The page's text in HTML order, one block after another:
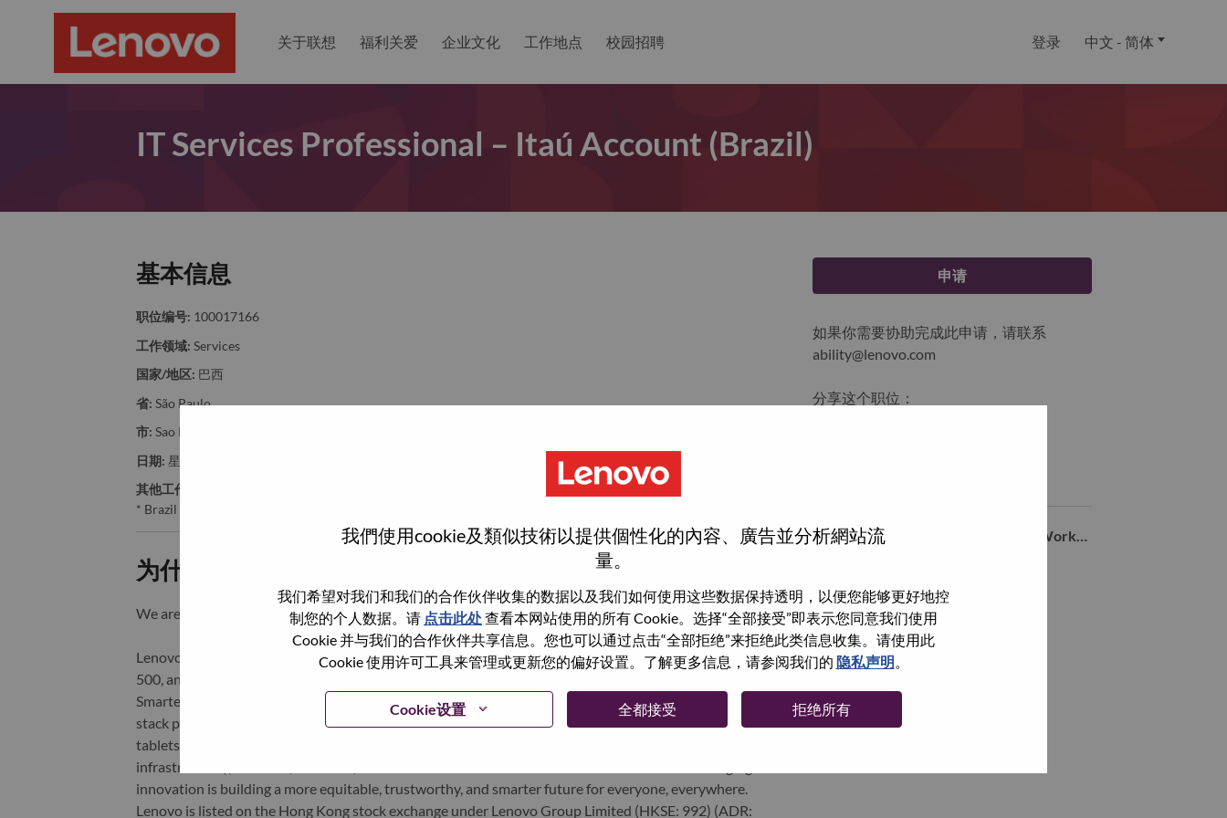
我們使用cookie及類似技術以提供個性化的內容、廣告並分析網站流
量。
我们希望对我们和我们的合作伙伴收集的数据以及我们如何使用这些数据保持透明，以便您能够更好地控
制您的个人数据。请 点击此处查看本网站使用的所有 Cookie。选择“全部接受”即表示您同意我们使用
Cookie 并与我们的合作伙伴共享信息。您也可以通过点击“全部拒绝”来拒绝此类信息收集。请使用此
Cookie 使用许可工具来管理或更新您的偏好设置。了解更多信息，请参阅我们的 隐私声明
Cookie设置 全都接受 拒绝所有
关于联想 福利关爱 企业文化 工作地点 校园招聘 登录 中文 - 简体
IT Services Professional – Itaú Account (Brazil)
基本信息
职位编号: 100017166
工作领域: Services
国家/地区: 巴西
省: São Paulo
市: Sao Paulo
日期: 星期一, 6 月 8, 2026
其他工作城市
* Brazil
为什么选择联想
We are Lenovo. We do what we say. We own what we do. We WOW our customers.
Lenovo is a US$83 billion revenue global technology powerhouse, ranked #196 in the Fortune Global
500, and serving millions of customers every day in 180 markets. Focused on a bold vision to deliver
Smarter Technology for All, Lenovo has built on its success as the world’s largest PC company with a full-
stack portfolio of AI-enabled, AI-ready, and AI-optimized devices (PCs, workstations, smartphones,
tablets), infrastructure (server, storage, edge, high performance computing and software defined
infrastructure), software, solutions, and services. Lenovo’s continued investment in world-changing
innovation is building a more equitable, trustworthy, and smarter future for everyone, everywhere.
Lenovo is listed on the Hong Kong stock exchange under Lenovo Group Limited (HKSE: 992) (ADR:
申请
如果你需要协助完成此申请，请联系
ability@lenovo.com
分享这个职位：
LATAM Delivery Manager - Digital Workplace Solutions
LA Storage TAM
Sao Paulo, São Paulo, 巴西,
Coordenador de Projetos
Sao Paulo, São Paulo, 巴西,
浏览全部